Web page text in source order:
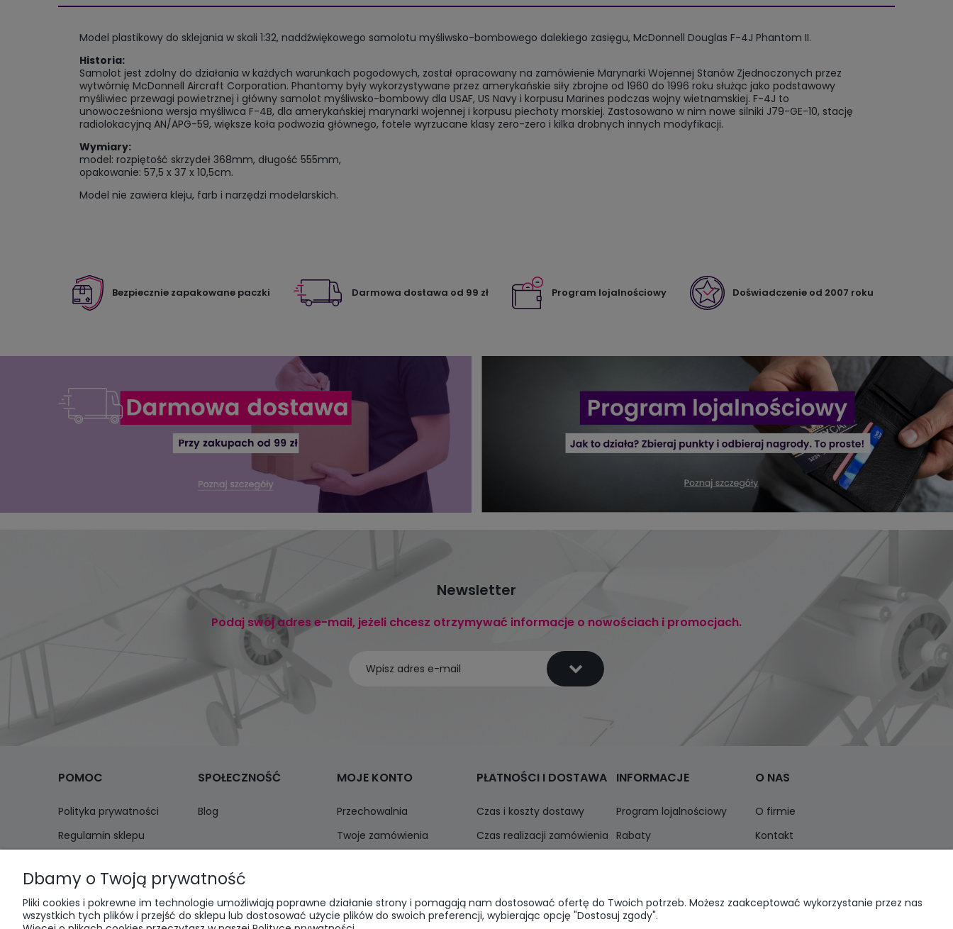
Model plastikowy do sklejania w skali 1:32, naddźwiękowego samolotu myśliwsko-bombowego dalekiego zasięgu, McDonnell Douglas F-4J Phantom II.
Historia:
Samolot jest zdolny do działania w każdych warunkach pogodowych, został opracowany na zamówienie Marynarki Wojennej Stanów Zjednoczonych przez
wytwórnię McDonnell Aircraft Corporation. Phantomy były wykorzystywane przez amerykańskie siły zbrojne od 1960 do 1996 roku służąc jako podstawowy
myśliwiec przewagi powietrznej i główny samolot myśliwsko-bombowy dla USAF, US Navy i korpusu Marines podczas wojny wietnamskiej. F-4J to
unowocześniona wersja myśliwca F-4B, dla amerykańskiej marynarki wojennej i korpusu piechoty morskiej. Zastosowano w nim nowe silniki J79-GE-10, stację
radiolokacyjną AN/APG-59, większe koła podwozia głównego, fotele wyrzucane klasy zero-zero i kilka drobnych innych modyfikacji.
Wymiary:
model: rozpiętość skrzydeł 368mm, długość 555mm,
opakowanie: 57,5 x 37 x 10,5cm.
Model nie zawiera kleju, farb i narzędzi modelarskich.
Bezpiecznie zapakowane paczki Darmowa dostawa od 99 zł Program lojalnościowy Doświadczenie od 2007 roku
Newsletter
Podaj swój adres e-mail, jeżeli chcesz otrzymywać informacje o nowościach i promocjach.
POMOC
Polityka prywatności
Regulamin sklepu
SPOŁECZNOŚĆ
Blog
MOJE KONTO
Przechowalnia
Twoje zamówienia
PŁATNOŚCI I DOSTAWA
Czas i koszty dostawy
Czas realizacji zamówienia
INFORMACJE
Program lojalnościowy
Rabaty
O NAS
O firmie
Kontakt
Dbamy o Twoją prywatność
Pliki cookies i pokrewne im technologie umożliwiają poprawne działanie strony i pomagają nam dostosować ofertę do Twoich potrzeb. Możesz zaakceptować wykorzystanie przez nas
wszystkich tych plików i przejść do sklepu lub dostosować użycie plików do swoich preferencji, wybierając opcję "Dostosuj zgody".